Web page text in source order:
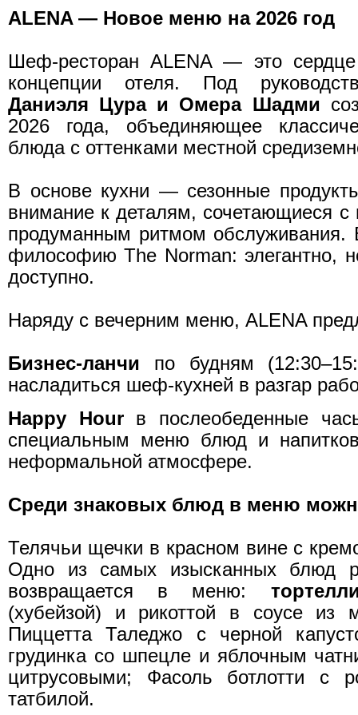
ALENA — Новое меню на 2026 год
Шеф-ресторан ALENA — это сердце
концепции отеля. Под
Даниэля Цура и Омера Шадми
2026 года, объединяющее
блюда с оттенками местной
В основе кухни — сезонные
внимание к деталям, сочетающиеся с
продуманным ритмом обслуживания.
философию The Norman: элегантно,
доступно.
Наряду с вечерним меню, ALENA
Бизнес-ланчи по будням
насладиться шеф-кухней в разгар
Happy Hourв послеобеденные
специальным меню блюд и
неформальной атмосфере.
Среди знаковых блюд в меню
Телячьи щечки в красном вине с
Одно из самых изысканных блюд
возвращается в меню:
(хубейзой) и рикоттой в соусе из
Пиццетта Таледжо с черной
грудинка со шпецле и яблочным
цитрусовыми; Фасоль ботлотти с
татбилой.